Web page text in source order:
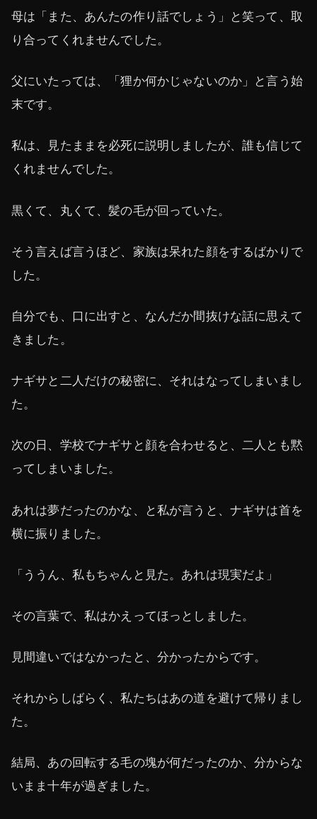
母は「また、あんたの作り話でしょう」と笑って、取
り合ってくれませんでした。
父にいたっては、「狸か何かじゃないのか」と言う始
末です。
私は、見たままを必死に説明しましたが、誰も信じて
くれませんでした。
黒くて、丸くて、髪の毛が回っていた。
そう言えば言うほど、家族は呆れた顔をするばかりで
した。
自分でも、口に出すと、なんだか間抜けな話に思えて
きました。
ナギサと二人だけの秘密に、それはなってしまいまし
た。
次の日、学校でナギサと顔を合わせると、二人とも黙
ってしまいました。
あれは夢だったのかな、と私が言うと、ナギサは首を
横に振りました。
「ううん、私もちゃんと見た。あれは現実だよ」
その言葉で、私はかえってほっとしました。
見間違いではなかったと、分かったからです。
それからしばらく、私たちはあの道を避けて帰りまし
た。
結局、あの回転する毛の塊が何だったのか、分からな
いまま十年が過ぎました。